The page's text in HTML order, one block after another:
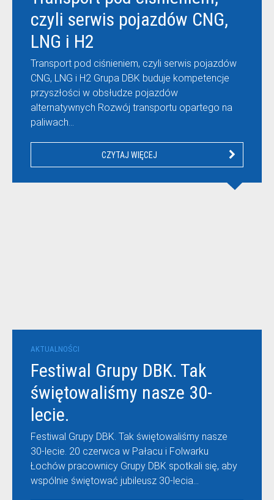
czyli serwis pojazdów CNG,
LNG i H2
Transport pod ciśnieniem, czyli serwis pojazdów
CNG, LNG i H2 Grupa DBK buduje kompetencje
przyszłości w obsłudze pojazdów
alternatywnych Rozwój transportu opartego na
paliwach…
CZYTAJ WIĘCEJ
AKTUALNOŚCI
Festiwal Grupy DBK. Tak
świętowaliśmy nasze 30-
lecie.
Festiwal Grupy DBK. Tak świętowaliśmy nasze
30-lecie. 20 czerwca w Pałacu i Folwarku
Łochów pracownicy Grupy DBK spotkali się, aby
wspólnie świętować jubileusz 30-lecia…